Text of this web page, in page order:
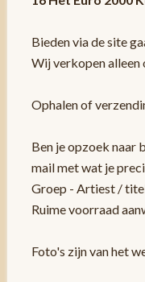
Bieden via de site
Wij verkopen alleen
Ophalen of
Ben je opzoek naar
mail met wat je
Groep - Artiest /
Ruime voorraad
Foto's zijn van het